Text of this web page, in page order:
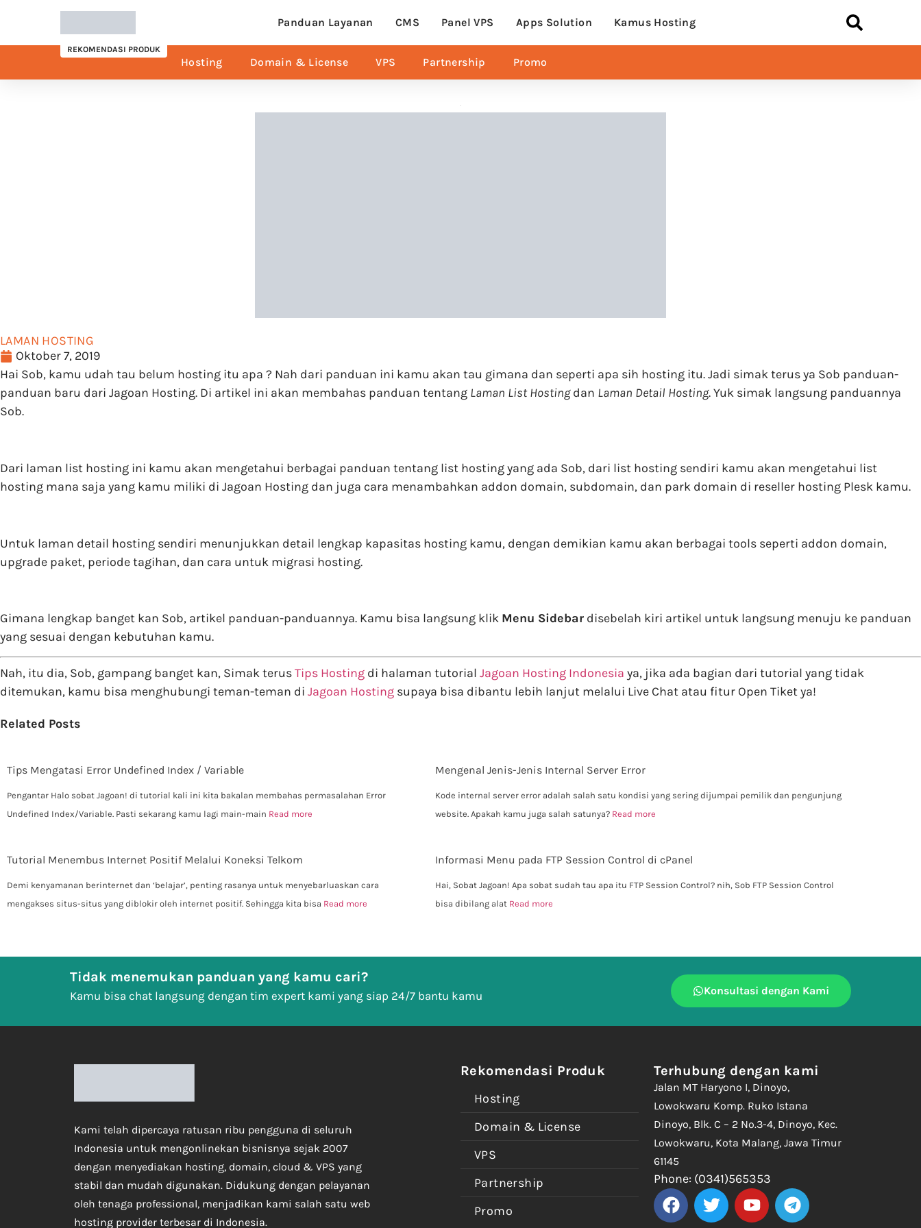
Panduan Layanan CMS Panel VPS Apps Solution Kamus Hosting
REKOMENDASI PRODUK
Hosting Domain & License VPS Partnership Promo
LAMAN HOSTING
Oktober 7, 2019
Hai Sob, kamu udah tau belum hosting itu apa ? Nah dari panduan ini kamu akan tau gimana dan seperti apa sih hosting itu. Jadi simak terus ya Sob panduan-
panduan baru dari Jagoan Hosting. Di artikel ini akan membahas panduan tentang Laman List Hostingdan Laman Detail Hosting. Yuk simak langsung panduannya
Sob.
Dari laman list hosting ini kamu akan mengetahui berbagai panduan tentang list hosting yang ada Sob, dari list hosting sendiri kamu akan mengetahui list
hosting mana saja yang kamu miliki di Jagoan Hosting dan juga cara menambahkan addon domain, subdomain, dan park domain di reseller hosting Plesk kamu.
Untuk laman detail hosting sendiri menunjukkan detail lengkap kapasitas hosting kamu, dengan demikian kamu akan berbagai tools seperti addon domain,
upgrade paket, periode tagihan, dan cara untuk migrasi hosting.
Gimana lengkap banget kan Sob, artikel panduan-panduannya. Kamu bisa langsung klik Menu Sidebar disebelah kiri artikel untuk langsung menuju ke panduan
yang sesuai dengan kebutuhan kamu.
Nah, itu dia, Sob, gampang banget kan, Simak terusTips Hosting di halaman tutorial Jagoan Hosting Indonesia ya, jika ada bagian dari tutorial yang tidak
ditemukan, kamu bisa menghubungi teman-teman di Jagoan Hosting supaya bisa dibantu lebih lanjut melalui Live Chat atau fitur Open Tiket ya!
Related Posts
Tips Mengatasi Error Undefined Index / Variable
Pengantar Halo sobat Jagoan! di tutorial kali ini kita bakalan membahas permasalahan Error
Undefined Index/Variable. Pasti sekarang kamu lagi main-main Read more
Mengenal Jenis-Jenis Internal Server Error
Kode internal server error adalah salah satu kondisi yang sering dijumpai pemilik dan pengunjung
website. Apakah kamu juga salah satunya? Read more
Tutorial Menembus Internet Positif Melalui Koneksi Telkom
Demi kenyamanan berinternet dan ‘belajar’, penting rasanya untuk menyebarluaskan cara
mengakses situs-situs yang diblokir oleh internet positif. Sehingga kita bisa Read more
Informasi Menu pada FTP Session Control di cPanel
Hai, Sobat Jagoan! Apa sobat sudah tau apa itu FTP Session Control? nih, Sob FTP Session Control
bisa dibilang alat Read more
Tidak menemukan panduan yang kamu cari?
Kamu bisa chat langsung dengan tim expert kami yang siap 24/7 bantu kamu Konsultasi dengan Kami
Kami telah dipercaya ratusan ribu pengguna di seluruh
Indonesia untuk mengonlinekan bisnisnya sejak 2007
dengan menyediakan hosting, domain, cloud & VPS yang
stabil dan mudah digunakan. Didukung dengan pelayanan
oleh tenaga professional, menjadikan kami salah satu web
hosting provider terbesar di Indonesia.
Rekomendasi Produk
Hosting
Domain & License
VPS
Partnership
Promo
Terhubung dengan kami
Jalan MT Haryono I, Dinoyo,
Lowokwaru Komp. Ruko Istana
Dinoyo, Blk. C – 2 No.3-4, Dinoyo, Kec.
Lowokwaru, Kota Malang, Jawa Timur
61145
Phone: (0341)565353